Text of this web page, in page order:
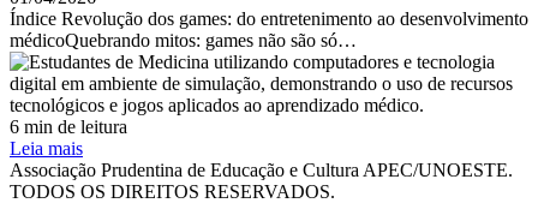
Índice Revolução dos games: do entretenimento ao desenvolvimento
médicoQuebrando mitos: games não são só…
6 min de leitura
Leia mais
Associação Prudentina de Educação e Cultura APEC/UNOESTE.
TODOS OS DIREITOS RESERVADOS.